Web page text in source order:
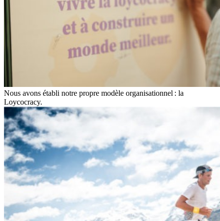
Nous avons établi notre propre modèle organisationnel : la
Loycocracy.